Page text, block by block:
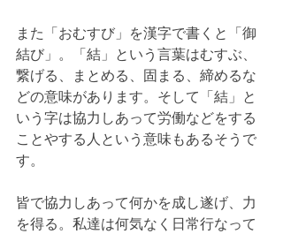
また「おむすび」を漢字で書くと「御
結び」。「結」という言葉はむすぶ、
繋げる、まとめる、固まる、締めるな
どの意味があります。そして「結」と
いう字は協力しあって労働などをする
ことやする人という意味もあるそうで
す。
皆で協力しあって何かを成し遂げ、力
を得る。私達は何気なく日常行なって